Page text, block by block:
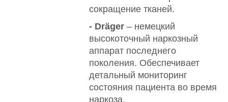
сокращение тканей.
- Dräger – немецкий
высокоточный наркозный
аппарат последнего
поколения. Обеспечивает
детальный мониторинг
состояния пациента во время
наркоза.